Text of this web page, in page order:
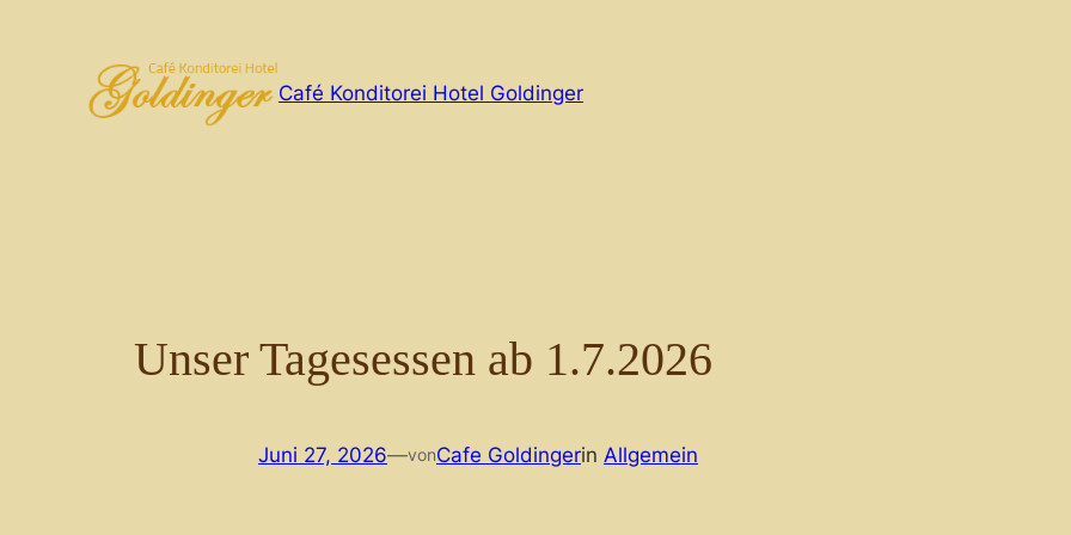
Café Konditorei Hotel Goldinger
Unser Tagesessen ab 1.7.2026
Juni 27, 2026—vonCafe Goldingerin Allgemein